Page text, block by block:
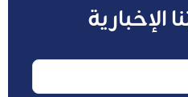
الإخبارية